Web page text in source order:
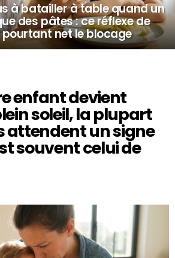
à batailler à table quand un
des pâtes : ce réflexe de
net le blocage
enfant devient
soleil, la plupart
attendent un signe
souvent celui de